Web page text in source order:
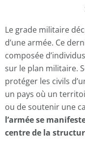
Le grade militaire
d’une armée. Ce
composée
sur le plan militaire.
protéger les civils
un pays où un
ou de soutenir une
l’armée se
centre de la